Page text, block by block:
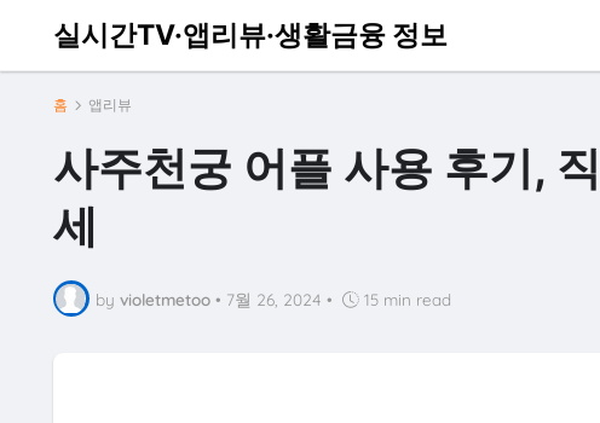
실시간TV·앱리뷰·생활금융 정보
홈 앱리뷰
사주천궁 어플 사용 후기,
세
by violetmetoo • 7월 26, 2024 • 15 min read